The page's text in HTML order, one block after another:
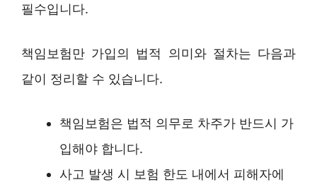
필수입니다.
책임보험만 가입의 법적 의미와 절차는 다음과
같이 정리할 수 있습니다.
책임보험은 법적 의무로 차주가 반드시 가
입해야 합니다.
사고 발생 시 보험 한도 내에서 피해자에